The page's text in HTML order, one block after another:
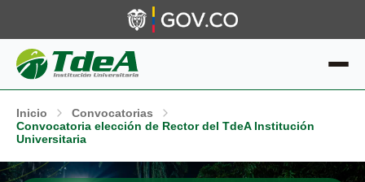
Inicio
Convocatorias
Convocatoria elección de Rector del TdeA Institución
Universitaria